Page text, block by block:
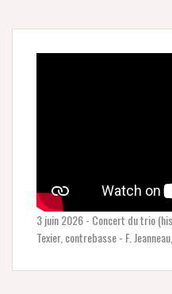
3 juin 2026 - Concert du trio
Texier, contrebasse - F.